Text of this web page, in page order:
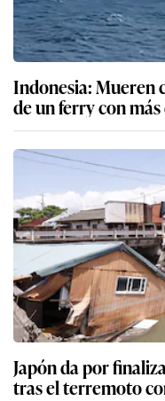
Indonesia: Mueren
de un ferry con
Japón da por
tras el terremoto